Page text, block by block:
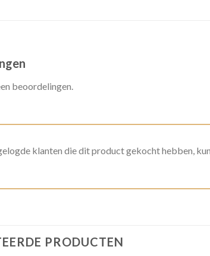
beoordelingen.
klanten die dit product gekocht hebben,
PRODUCTEN